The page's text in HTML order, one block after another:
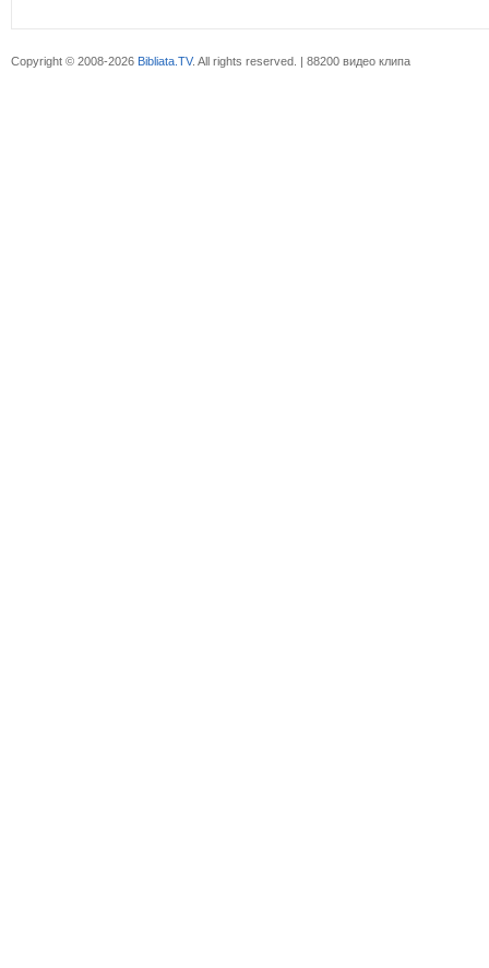
Copyright © 2008-2026 Bibliata.TV. All rights reserved. | 88200 видео клипа